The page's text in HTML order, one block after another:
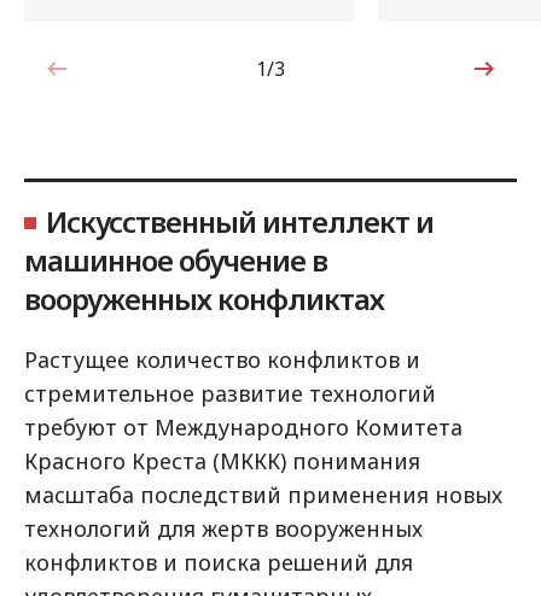
1 из 3
1/3
Искусственный интеллект и
машинное обучение в
вооруженных конфликтах
Растущее количество конфликтов и
стремительное развитие технологий
требуют от Международного Комитета
Красного Креста (МККК) понимания
масштаба последствий применения новых
технологий для жертв вооруженных
конфликтов и поиска решений для